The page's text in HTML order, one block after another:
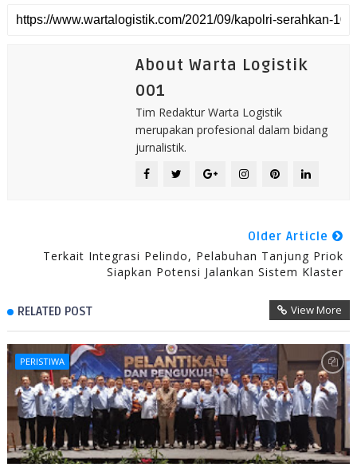
About Warta Logistik
001
Tim Redaktur Warta Logistik
merupakan profesional dalam bidang
jurnalistik.
Older Article
Terkait Integrasi Pelindo, Pelabuhan Tanjung Priok
Siapkan Potensi Jalankan Sistem Klaster
RELATED POST View More
PERISTIWA